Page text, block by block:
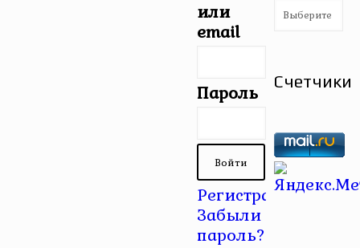
или
email
Пароль
Регистрация |
Забыли
пароль?
Рубрики
Счетчики